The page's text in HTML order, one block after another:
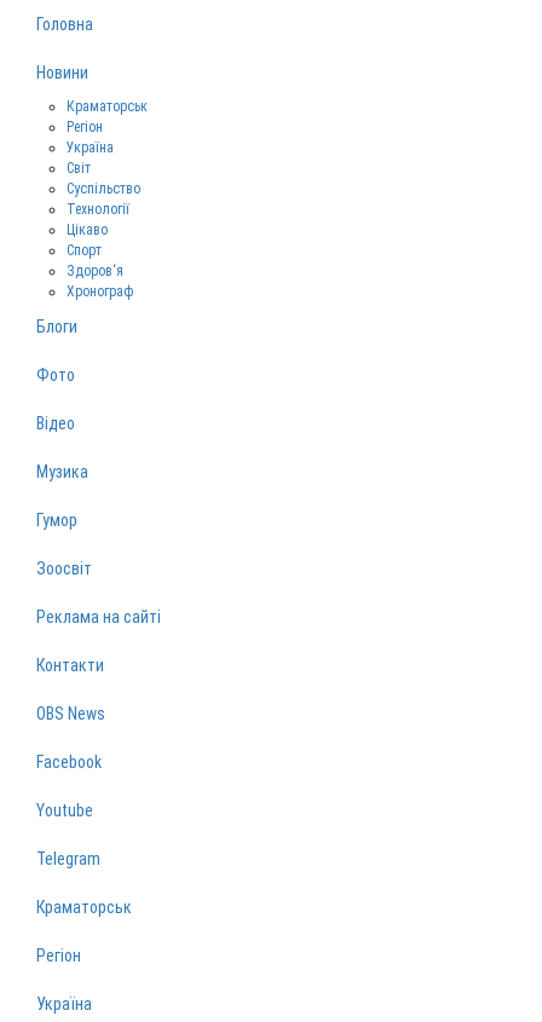
Головна
Новини
Краматорськ
Регіон
Україна
Світ
Суспільство
Технології
Цікаво
Спорт
Здоров‘я
Хронограф
Блоги
Фото
Відео
Музика
Гумор
Зоосвіт
Реклама на сайті
Контакти
OBS News
Facebook
Youtube
Telegram
Краматорськ
Регіон
Україна